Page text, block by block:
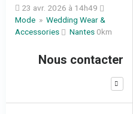
23 avr. 2026 à 14h49
Mode » Wedding Wear &
Accessories
Nantes 0km
Nous contacter